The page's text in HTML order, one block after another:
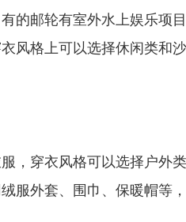
的邮轮有室外水上娱乐项
风格上可以选择休闲类和
，穿衣风格可以选择户外
服外套、围巾、保暖帽等